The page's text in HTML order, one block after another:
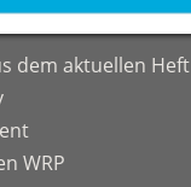
dem aktuellen Heft
WRP